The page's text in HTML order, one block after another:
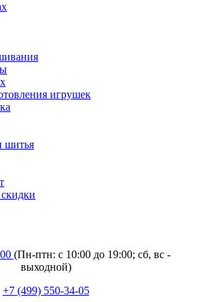
игрушек
шитья
(Пн-птн: с10:00 до 19:00; сб, вс -
выходной)
+7 (499) 550-34-05